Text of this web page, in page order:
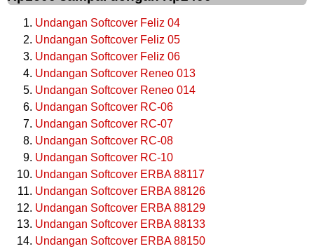
Undangan Softcover Feliz 04
Undangan Softcover Feliz 05
Undangan Softcover Feliz 06
Undangan Softcover Reneo 013
Undangan Softcover Reneo 014
Undangan Softcover RC-06
Undangan Softcover RC-07
Undangan Softcover RC-08
Undangan Softcover RC-10
Undangan Softcover ERBA 88117
Undangan Softcover ERBA 88126
Undangan Softcover ERBA 88129
Undangan Softcover ERBA 88133
Undangan Softcover ERBA 88150